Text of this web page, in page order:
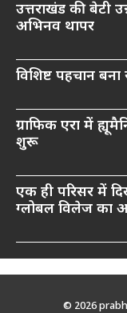
उत्तराखंड की बेटी
अभिनव थापर
विशिष्ट पहचान
ग्राफिक एरा में
शुरू
एक ही परिसर में
ग्लोबल विलेज का
© 2026